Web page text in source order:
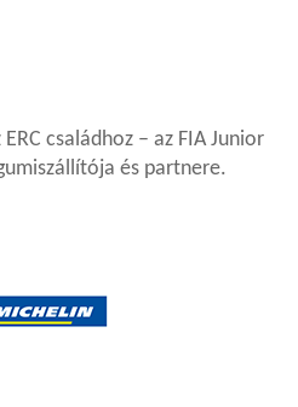
családhoz – az FIA Junior
és partnere.